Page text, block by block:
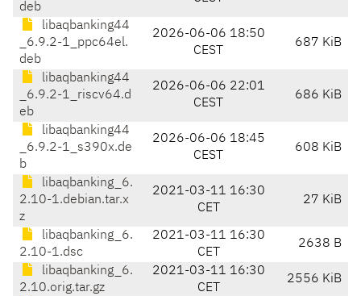
deb
libaqbanking44
_6.9.2-1_ppc64el.
deb
2026-06-06 18:50
CEST
687 KiB
libaqbanking44
_6.9.2-1_riscv64.d
eb
2026-06-06 22:01
CEST
686 KiB
libaqbanking44
_6.9.2-1_s390x.de
b
2026-06-06 18:45
CEST
608 KiB
libaqbanking_6.
2.10-1.debian.tar.x
z
2021-03-11 16:30
CET
27 KiB
libaqbanking_6.
2.10-1.dsc
2021-03-11 16:30
CET
2638 B
libaqbanking_6.
2.10.orig.tar.gz
2021-03-11 16:30
CET
2556 KiB